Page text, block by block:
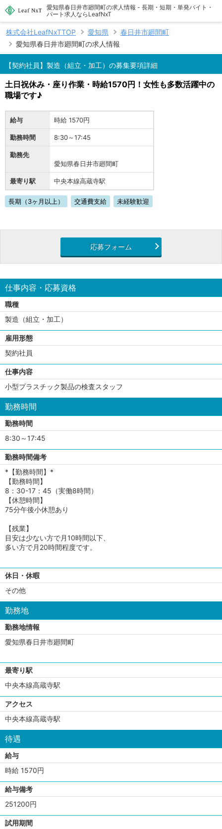
愛知県春日井市廻間町の求人情報 - 長期・短期・単発バイト・
パート求人ならLeafNxT
株式会社LeafNxTTOP 愛知県
春日井市廻間町
愛知県春日井市廻間町の求人情報
【契約社員】製造（組立・加工）の募集要項詳細
土日祝休み・座り作業・時給1570円！女性も多数活躍中の
職場です♪
給与 時給 1570円
勤務時間 8:30～17:45
勤務先
愛知県春日井市廻間町
最寄り駅 中央本線高蔵寺駅
長期（3ヶ月以上） 交通費支給 未経験歓迎
応募フォーム
仕事内容・応募資格
職種
製造（組立・加工）
雇用形態
契約社員
仕事内容
小型プラスチック製品の検査スタッフ
勤務時間
勤務時間
8:30～17:45
勤務時間備考
*【勤務時間】*
【勤務時間】
8：30-17：45（実働8時間）
【休憩時間】
75分午後小休憩あり
【残業】
目安は少ない方で月10時間以下、
多い方で月20時間程度です。
休日・休暇
その他
勤務地
勤務地情報
愛知県春日井市廻間町
最寄り駅
中央本線高蔵寺駅
アクセス
中央本線高蔵寺駅
待遇
給与
時給 1570円
給与備考
251200円
試用期間